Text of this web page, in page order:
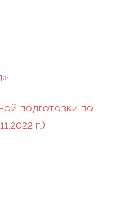
подготовки по
г.)